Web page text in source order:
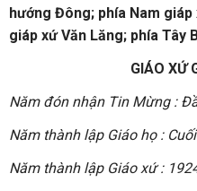
hướng Đông; phía Nam
giáp xứ Văn Lăng; phía Tây
GIÁO XỨ
Năm đón nhận Tin Mừng :
Năm thành lập Giáo họ :
Năm thành lập Giáo xứ :